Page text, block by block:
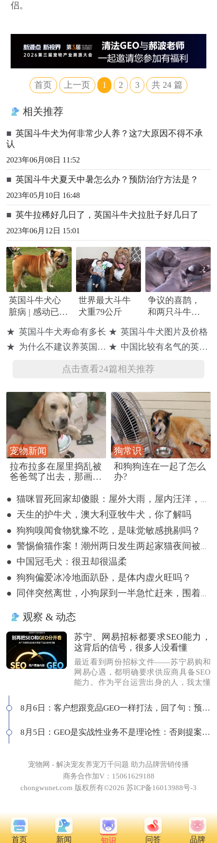
侣。
首页 上一页 1 2 3 共24 篇
相关推荐
■ 英国斗牛犬为何非常少人养？这7大原因不得不承
认
2023年06月08日 11:52
■ 英国斗牛犬夏天中暑怎么办？预防治疗方法是？
2023年05月10日 16:48
■ 英牛拉稀好几日了，英国斗牛犬拉肚子好几日了
2023年06月12日 15:01
英国斗牛犬心
脏病 | 感动已
案例，饲主陪
老毛孩一起“抗
世界最大斗牛
犬重79公斤
争议的喜鹊，
和两只斗牛犬
★ 英国斗牛犬寿命有多长 ★ 英国斗牛犬图片及价格
★ 为什么不建议养英国斗牛犬 ★ 中国比较有名气的英国斗牛犬
点击查看24篇相关推荐
宠物新闻
拉布拉多在屋里捣乱被
爸爸驾了出去，那画面
狗常识
和狗狗连在一起了怎么
办?
● 猫咪冒死回家却傻眼：屋外大雨，屋内汪洋，网友：不回也罢
● 天生的护牛犬，澳大利亚牧牛犬，你了解吗
● 狗狗嗅闻食物犹豫不吃，是味觉敏感挑剔吗？
● 警惕偷猫作案！潮州两日发生两起家猫夜间被盗事件
● 中国冠毛犬：很丑却很温柔
● 狗狗偏爱冰冷地面趴卧，是体内虚火旺吗？
● 同伴突然离世，小狗尿到一半急忙赶来，围着遗体久久哀嚎
观察 & 动态
苏宁、网易招标都要求SEO能力，
这背后的信号，很多人没看懂
最近看到两份招标文件——苏宁易购和
网易心遇，都明确要求供应商具备SEO
能力。作为平台运营出身的人，我太懂
的，永远是用户思维做内容，而不是为
了SEO而SEO。有人说SEO公司做不了G
质内容为核心，和GEO底层逻辑一致
所以我们的打法很简单：做品牌GEO，
送你品牌SEO。用一套体系打多个平
台，才是真正的全网基建思维。
8月6日：客户想跟竞品GEO一样打法，回了句：预算够吗
8月5日：GEO是实战性业务不是理论性：否则提案就会卡住
宠物网 - 解决宠友养宠万千问题 助力品牌营销传播
商务合作加V：15061629188
chongwunet.com 版权所有©2026 苏ICP备16013988号-3
首页 新闻 知识 问答 品牌